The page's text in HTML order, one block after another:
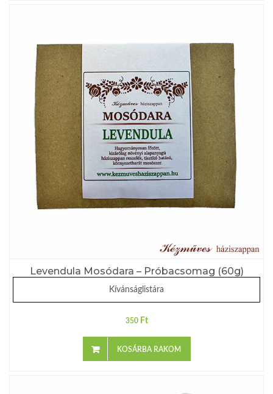
Levendula Mosódara – Próbacsomag (60g)
Kívánságlistára
350 Ft
KOSÁRBA RAKOM